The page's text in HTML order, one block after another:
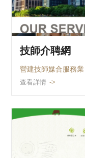
技師介聘網
營建技師媒合服務業
查看詳情